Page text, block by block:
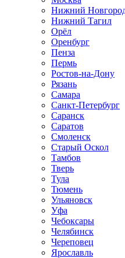
Нижний
Нижний Тагил
Орёл
Оренбург
Пенза
Пермь
Ростов‑на‑Дону
Рязань
Самара
Санкт‑Петербург
Саранск
Саратов
Смоленск
Старый Оскол
Тамбов
Тверь
Тула
Тюмень
Ульяновск
Уфа
Чебоксары
Челябинск
Череповец
Ярославль